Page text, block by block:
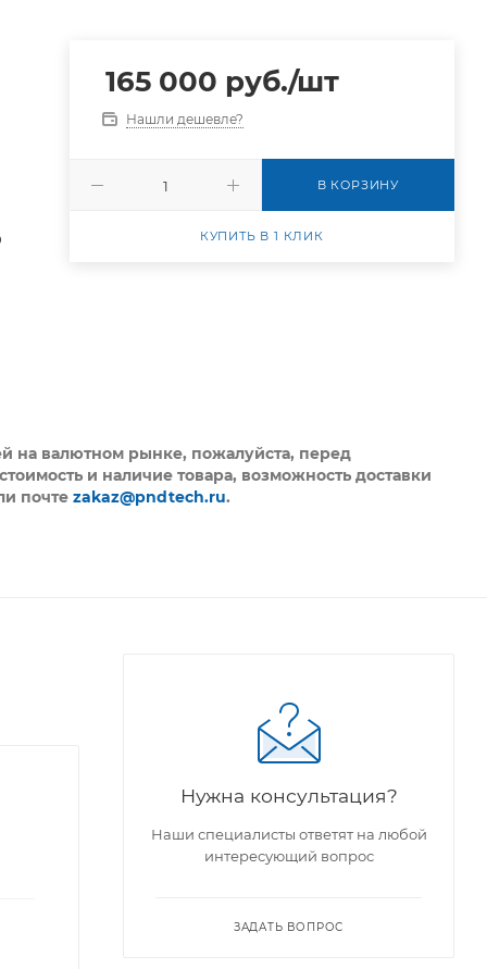
165 000 руб./шт
Нашли дешевле?
В КОРЗИНУ
КУПИТЬ В 1 КЛИК
на валютном рынке, пожалуйста, перед
и наличие товара, возможность доставки
почтеzakaz@pndtech.ru.
Нужна консультация?
Наши специалисты ответят на любой
интересующий вопрос
ЗАДАТЬ ВОПРОС